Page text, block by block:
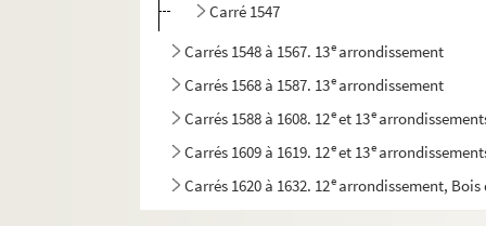
Carré 1547
Carrés 1548 à 1567. 13earrondissement
Carrés 1568 à 1587. 13earrondissement
Carrés 1588 à 1608. 12eet 13e
Carrés 1609 à 1619. 12eet 13e
Carrés 1620 à 1632. 12earrondissement, Bois